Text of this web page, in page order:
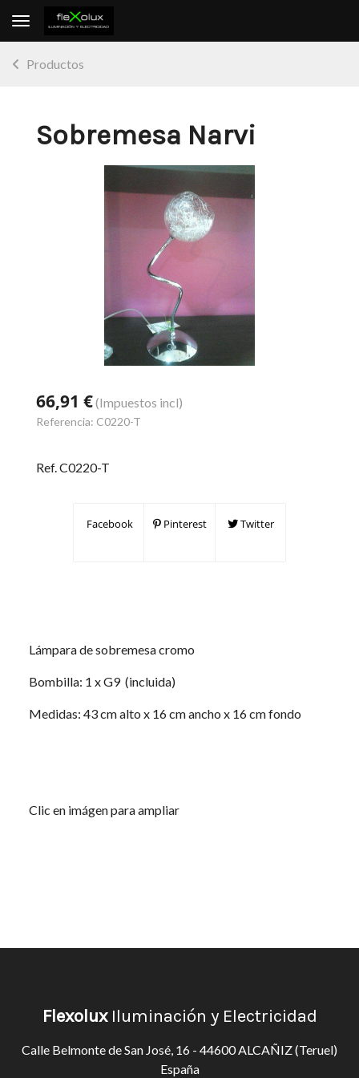
Toggle navigation
Productos
Sobremesa Narvi
66,91 €(Impuestos incl)
Referencia: C0220-T
Ref. C0220-T
Facebook Pinterest Twitter
Lámpara de sobremesa cromo
Bombilla: 1 x G9 (incluida)
Medidas: 43 cm alto x 16 cm ancho x 16 cm fondo
Clic en imágen para ampliar
Flexolux Iluminación y Electricidad
Calle Belmonte de San José, 16 - 44600 ALCAÑIZ (Teruel)
España